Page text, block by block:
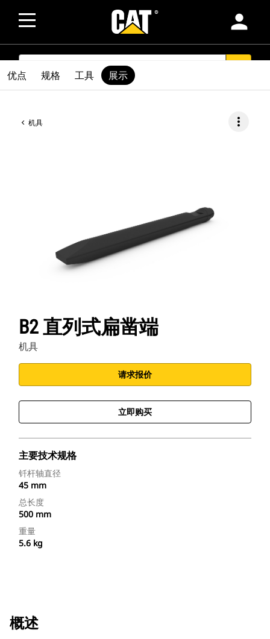
person
SEARCH
机具 more_vert
B2 直列式扁凿端
机具
请求报价
立即购买
主要技术规格
钎杆轴直径
45 mm
总长度
500 mm
重量
5.6 kg
优点 规格 工具 展示
概述